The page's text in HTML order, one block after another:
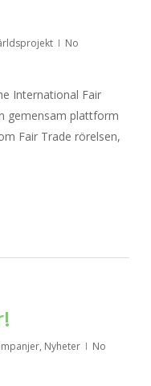
No
International Fair
gemensam plattform
Fair Trade rörelsen,
, Nyheter
No